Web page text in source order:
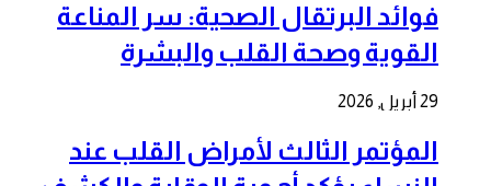
فوائد البرتقال الصحية: سر المناعة
القوية وصحة القلب والبشرة
29 أبريل, 2026
المؤتمر الثالث لأمراض القلب عند